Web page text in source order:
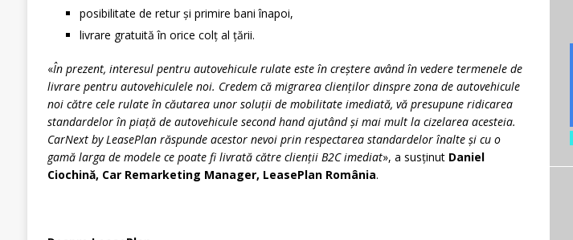
posibilitate de retur și primire bani înapoi,
livrare gratuită în orice colț al țării.
«În prezent, interesul pentru autovehicule rulate este în creștere având în vedere termenele de
livrare pentru autovehiculele noi. Credem că migrarea clienților dinspre zona de autovehicule
noi către cele rulate în căutarea unor soluții de mobilitate imediată, vă presupune ridicarea
standardelor în piață de autovehicule second hand ajutând și mai mult la cizelarea acesteia.
CarNext by LeasePlan răspunde acestor nevoi prin respectarea standardelor înalte și cu o
gamă larga de modele ce poate fi livrată către clienții B2C imediat», a susținut Daniel
Ciochină, Car Remarketing Manager, LeasePlan România.